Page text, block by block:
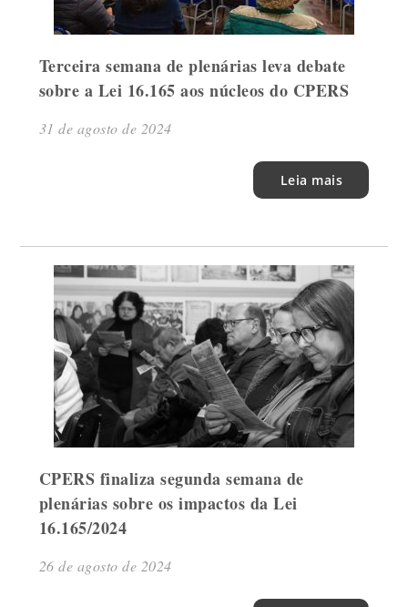
Terceira semana de plenárias leva debate
sobre a Lei 16.165 aos núcleos do CPERS
31 de agosto de 2024
Leia mais
CPERS finaliza segunda semana de
plenárias sobre os impactos da Lei
16.165/2024
26 de agosto de 2024